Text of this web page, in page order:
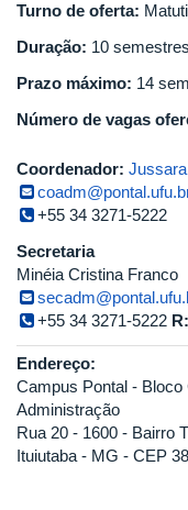
Turno de oferta:
Duração: 10 semestres
Prazo máximo: 14
Número de vagas
Coordenador:
+55 34 3271-5222
Secretaria
Minéia Cristina Franco
+55 34 3271-5222
Endereço:
Campus Pontal -
Administração
Rua 20 - 1600 - Bairro
Ituiutaba - MG - CEP